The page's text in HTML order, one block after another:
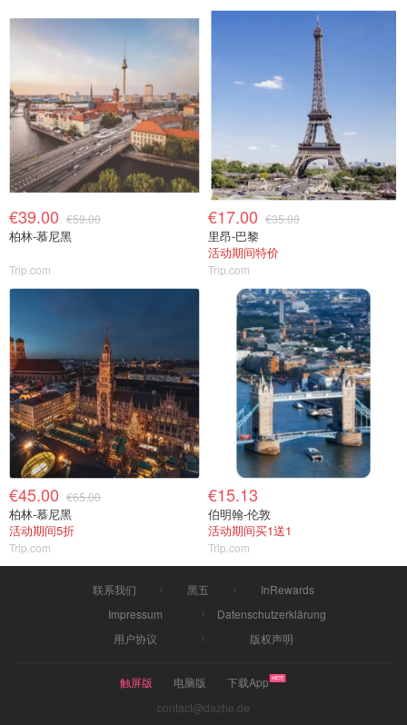
€39.00 €59.00
柏林-慕尼黑
Trip.com
€17.00 €35.00
里昂-巴黎
活动期间特价
Trip.com
€45.00 €65.00
柏林-慕尼黑
活动期间5折
Trip.com
€15.13
伯明翰-伦敦
活动期间买1送1
Trip.com
联系我们 黑五
InRewards
Impressum
Datenschutzerklärung
用户协议
版权声明
触屏版 电脑版
下载App
contact@dazhe.de